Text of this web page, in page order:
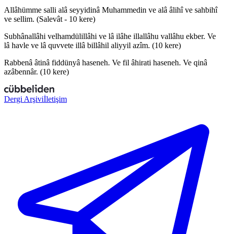
Allâhümme salli alâ seyyidinâ Muhammedin ve alâ âlihî ve sahbihî
ve sellim. (Salevât - 10 kere)
Subhânallâhi velhamdülillâhi ve lâ ilâhe illallâhu vallâhu ekber. Ve
lâ havle ve lâ quvvete illâ billâhil aliyyil azîm. (10 kere)
Rabbenâ âtinâ fiddünyâ haseneh. Ve fil âhirati haseneh. Ve qinâ
azâbennâr. (10 kere)
Dergi Arşiviİletişim